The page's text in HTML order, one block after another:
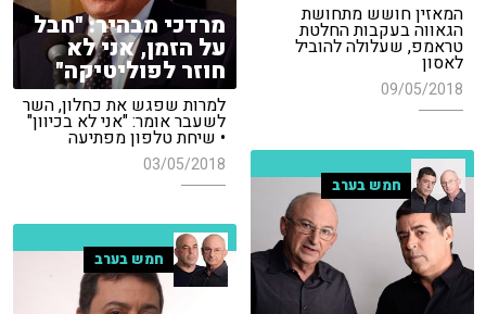
המאזין חושש מתחושת
הגאווה בעקבות החלטת
טראמפ, שעלולה להוביל
לאסון
09/05/2018
מרדכי מבהיר: "חבל
על הזמן, אני לא
חוזר לפוליטיקה"
למרות שפגש את כחלון, השר
לשעבר אומר: "אני לא בכיוון"
• שיחת טלפון מפתיעה
03/05/2018
חמש בערב
חמש בערב